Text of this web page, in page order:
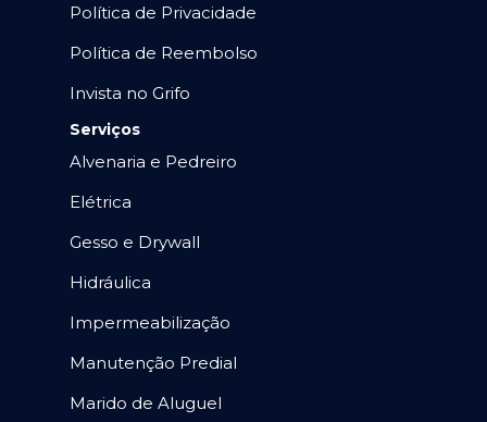
Política de Privacidade
Política de Reembolso
Invista no Grifo
Serviços
Alvenaria e Pedreiro
Elétrica
Gesso e Drywall
Hidráulica
Impermeabilização
Manutenção Predial
Marido de Aluguel